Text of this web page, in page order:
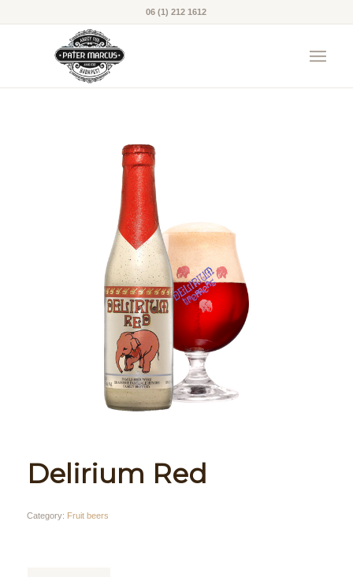
06 (1) 212 1612
Delirium Red
Category: Fruit beers